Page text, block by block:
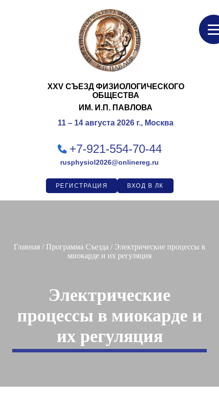
XXV СЪЕЗД ФИЗИОЛОГИЧЕСКОГО
ОБЩЕСТВА
ИМ. И.П. ПАВЛОВА
11 – 14 августа 2026 г., Москва
+7-921-554-70-44
rusphysiol2026@onlinereg.ru
РЕГИСТРАЦИЯ ВХОД В ЛК
Главная / Программа Съезда / Электрические процессы в
миокарде и их регуляция
Электрические
процессы в миокарде и
их регуляция